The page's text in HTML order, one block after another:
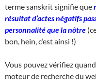
terme sanskrit signifie que
résultat d’actes négatifs
personnalité que la nôtre
bon, hein, c’est ainsi !)
Vous pouvez vérifiez
moteur de recherche du